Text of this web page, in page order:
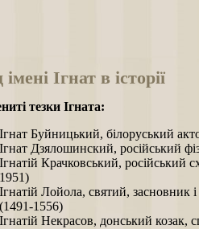
імені Ігнат в історії
тезки Ігната:
Ігнат Буйницький, білоруський
Ігнат Дзялошинский, російський
Ігнатій Крачковський, російський
1951)
Ігнатій Лойола, святий, засновник
(1491-1556)
Ігнатій Некрасов, донський